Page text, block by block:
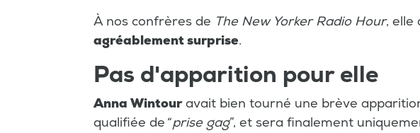
À nos confrères de The New Yorker Radio Hour, elle
agréablement surprise.
Pas d'apparition pour elle
Anna Wintouravait bien tourné une brève
qualifiée de “prise gag”, et sera finalement